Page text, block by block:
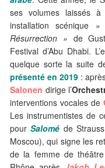
ses volumes laissés
installation
Résurrection » de
Festival d’Abu Dhabi.
quelque sorte la suite
présenté en 2019 :
Salonen dirige l’
interventions vocales de
Les instrumentistes de
pourSalomé de
Moscou), qui signe les
de la femme de théâtre